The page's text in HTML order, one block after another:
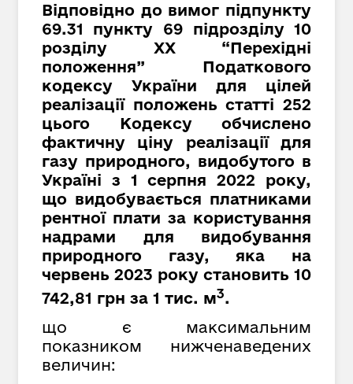
Відповідно до вимог підпункту
69.31 пункту 69 підрозділу 10
розділу XX “Перехідні
положення” Податкового
кодексу України для цілей
реалізації положень статті 252
цього Кодексу обчислено
фактичну ціну реалізації для
газу природного, видобутого в
Україні з 1 серпня 2022 року,
що видобувається платниками
рентної плати за користування
надрами для видобування
природного газу, яка на
червень 2023 року становить 10
742,81 грн за 1 тис. м3.
що є максимальним
показником нижченаведених
величин: